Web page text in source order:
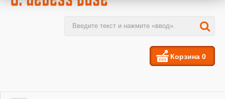
Корзина 0